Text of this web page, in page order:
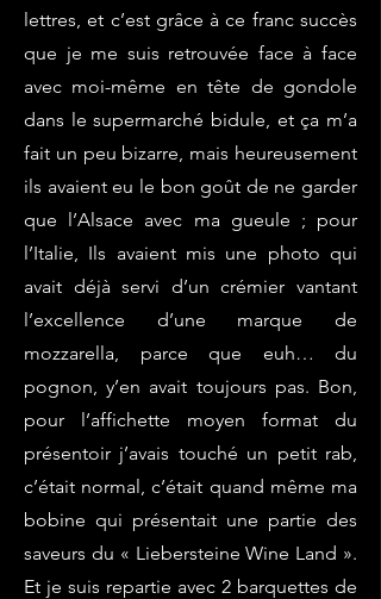
lettres, et c’est grâce à ce franc succès
que je me suis retrouvée face à face
avec moi-même en tête de gondole
dans le supermarché bidule, et ça m’a
fait un peu bizarre, mais heureusement
ils avaient eu le bon goût de ne garder
que l’Alsace avec ma gueule ; pour
l’Italie, Ils avaient mis une photo qui
avait déjà servi d’un crémier vantant
l’excellence d’une marque de
mozzarella, parce que euh… du
pognon, y’en avait toujours pas. Bon,
pour l’affichette moyen format du
présentoir j’avais touché un petit rab,
c’était normal, c’était quand même ma
bobine qui présentait une partie des
saveurs du « Liebersteine Wine Land ».
Et je suis repartie avec 2 barquettes de